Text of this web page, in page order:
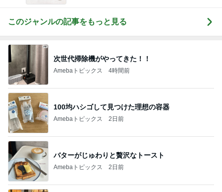
このジャンルの記事をもっと見る
次世代掃除機がやってきた！！
Amebaトピックス 4時間前
100均ハシゴして見つけた理想の容器
Amebaトピックス 2日前
バターがじゅわりと贅沢なトースト
Amebaトピックス 2日前